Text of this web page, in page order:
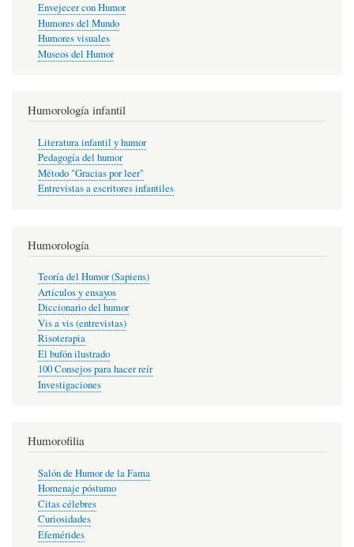
Envejecer con Humor
Humores del Mundo
Humores visuales
Museos del Humor
Humorología infantil
Literatura infantil y humor
Pedagogía del humor
Método "Gracias por leer"
Entrevistas a escritores infantiles
Humorología
Teoría del Humor (Sapiens)
Artículos y ensayos
Diccionario del humor
Vis a vis (entrevistas)
Risoterapia
El bufón ilustrado
100 Consejos para hacer reír
Investigaciones
Humorofilia
Salón de Humor de la Fama
Homenaje póstumo
Citas célebres
Curiosidades
Efemérides